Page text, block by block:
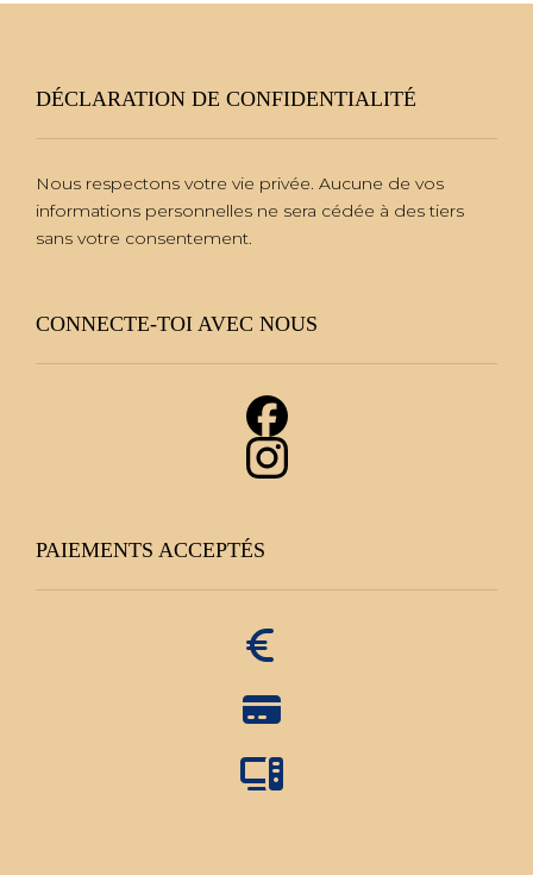
DÉCLARATION DE CONFIDENTIALITÉ
Nous respectons votre vie privée. Aucune de vos
informations personnelles ne sera cédée à des tiers
sans votre consentement.
CONNECTE-TOI AVEC NOUS
PAIEMENTS ACCEPTÉS